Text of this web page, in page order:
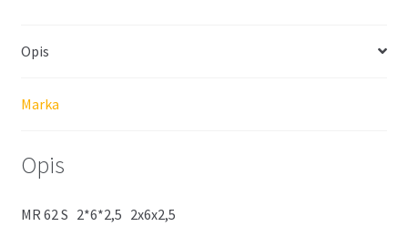
Opis
Marka
Opis
MR 62 S 2*6*2,5 2x6x2,5